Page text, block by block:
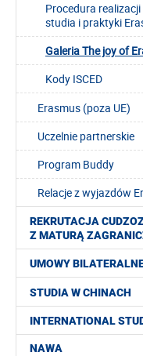
Procedura
studia i praktyki
Galeria The joy of
Kody ISCED
Erasmus (poza UE)
Uczelnie partnerskie
Program Buddy
Relacje z wyjazdów
REKRUTACJA
Z MATURĄ
UMOWY
STUDIA W CHINACH
INTERNATIONAL
NAWA